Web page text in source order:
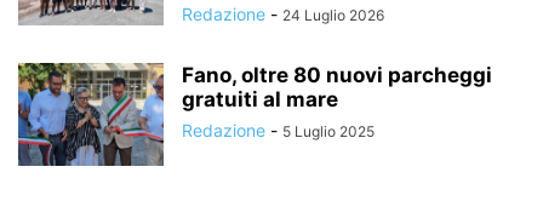
Redazione - 24 Luglio 2026
Fano, oltre 80 nuovi parcheggi
gratuiti al mare
Redazione - 5 Luglio 2025